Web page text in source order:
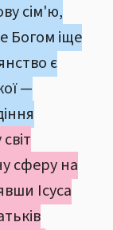
сім'ю,
Богом іще
є
—
сферу на
Ісуса